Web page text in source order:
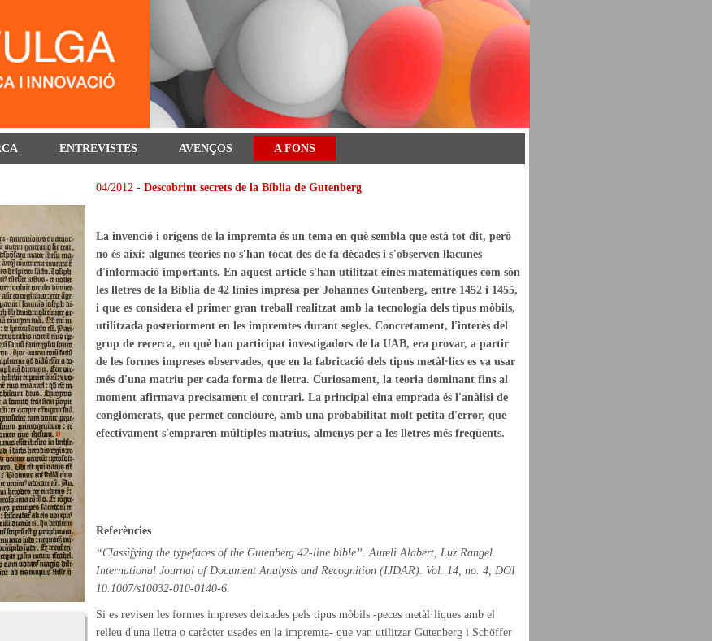
ENTREVISTES AVENÇOS A FONS
04/2012 - Descobrint secrets de la Bíblia de Gutenberg
La invenció i orígens de la impremta és un tema en què sembla que està tot dit, però
no és així: algunes teories no s'han tocat des de fa dècades i s'observen llacunes
d'informació importants. En aquest article s'han utilitzat eines matemàtiques com són
les lletres de la Bíblia de 42 línies impresa per Johannes Gutenberg, entre 1452 i 1455,
i que es considera el primer gran treball realitzat amb la tecnologia dels tipus mòbils,
utilitzada posteriorment en les impremtes durant segles. Concretament, l'interès del
grup de recerca, en què han participat investigadors de la UAB, era provar, a partir
de les formes impreses observades, que en la fabricació dels tipus metàl·lics es va usar
més d'una matriu per cada forma de lletra. Curiosament, la teoria dominant fins al
moment afirmava precisament el contrari. La principal eina emprada és l'anàlisi de
conglomerats, que permet concloure, amb una probabilitat molt petita d'error, que
efectivament s'empraren múltiples matrius, almenys per a les lletres més freqüents.
Referències
“Classifying the typefaces of the Gutenberg 42-line bible”. Aureli Alabert, Luz Rangel.
International Journal of Document Analysis and Recognition (IJDAR). Vol. 14, no. 4, DOI
10.1007/s10032-010-0140-6.
Si es revisen les formes impreses deixades pels tipus mòbils -peces metàl·liques amb el
relleu d'una lletra o caràcter usades en la impremta- que van utilitzar Gutenberg i Schöffer